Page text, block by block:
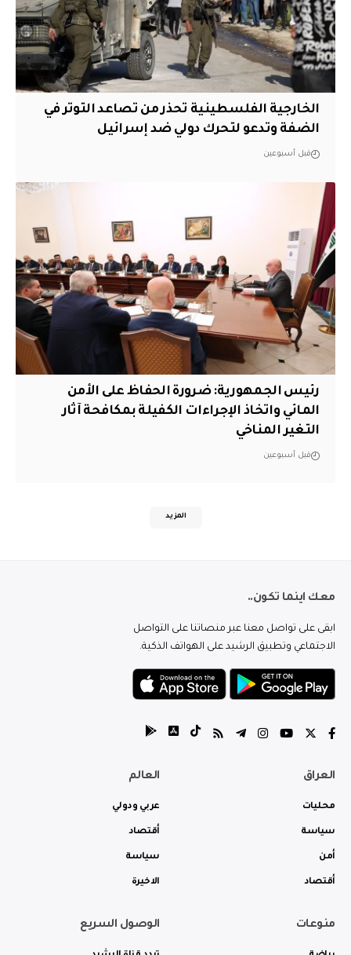
الخارجية الفلسطينية تحذر من تصاعد التوتر في
الضفة وتدعو لتحرك دولي ضد إسرائيل
قبل أسبوعين
رئيس الجمهورية: ضرورة الحفاظ على الأمن
المائي واتخاذ الإجراءات الكفيلة بمكافحة آثار
التغير المناخي
قبل أسبوعين
المزيد
معك اينما تكون..
ابقى على تواصل معنا عبر منصاتنا على التواصل
الاجتماعي وتطبيق الرشيد على الهواتف الذكية.
العراق
محليات
سياسة
أمن
أقتصاد
العالم
عربي ودولي
أقتصاد
سياسة
الاخيرة
منوعات الوصول السريع